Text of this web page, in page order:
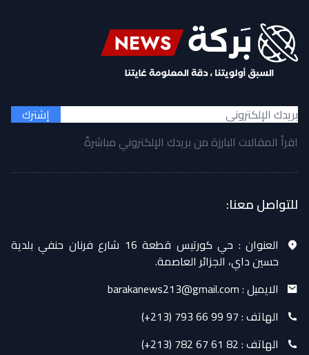
إشترك
اقرأ المقالات البارزة من بريدك الإلكتروني مباشرةً
للتواصل معنا:
العنوان :
حي كورتيس قطعة 16 شارع فرنان حنفي بلدية
حسين داي، الجزائر العاصمة.
الايميل :barakanews213@gmail.com
الهاتف :(+213) 793 66 99 97
الهاتف :(+213) 782 67 61 82